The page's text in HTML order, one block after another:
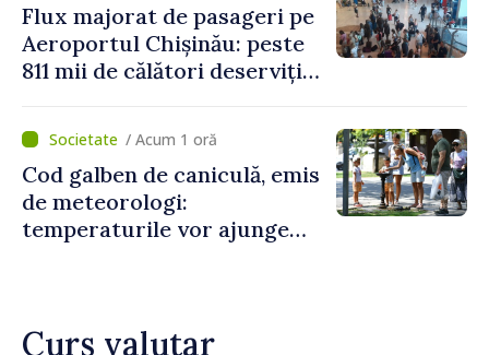
Flux majorat de pasageri pe
Aeroportul Chișinău: peste
811 mii de călători deserviți
/ Acum 1 oră
Cod galben de caniculă, emis
de meteorologi:
temperaturile vor ajunge
Curs valutar